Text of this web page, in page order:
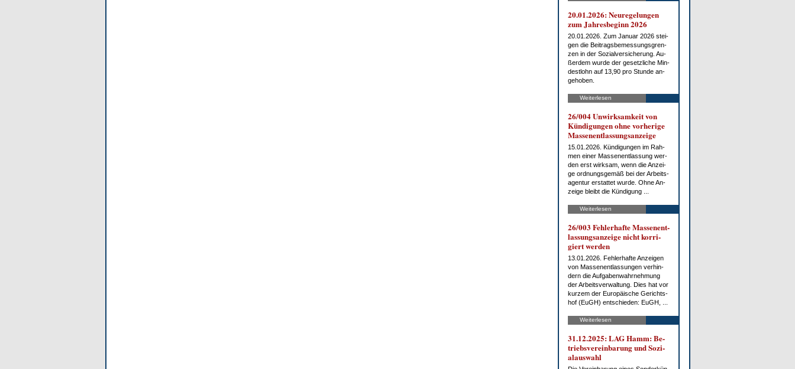
20.01.2026: Neu­re­ge­lun­gen
zum Jah­res­be­ginn 2026
20.01.2026. Zum Ja­nu­ar 2026 stei­
gen die Bei­trags­be­mes­sungs­gren­
zen in der So­zi­al­ver­si­che­rung. Au­
ßer­dem wur­de der ge­setz­li­che Min­
dest­lohn auf 13,90 pro St­un­de an­
ge­ho­ben.
Weiterlesen
26/004 Un­wirk­sam­keit von
Kün­di­gun­gen oh­ne vor­he­ri­ge
Mas­sen­ent­las­sungs­an­zei­ge
15.01.2026. Kün­di­gun­gen im Rah­
men ei­ner Mas­sen­ent­las­sung wer­
den erst wirk­sam, wenn die An­zei­
ge ord­nungs­ge­mäß bei der Ar­beits­
agen­tur er­stat­tet wur­de. Oh­ne An­
zei­ge bleibt die Kün­di­gung ...
Weiterlesen
26/003 Feh­ler­haf­te Mas­sen­ent­
las­sungs­an­zei­ge nicht kor­ri­
giert wer­den
13.01.2026. Feh­ler­haf­te An­zei­gen
von Mas­sen­ent­las­sun­gen ver­hin­
dern die Auf­ga­ben­wahr­neh­mung
der Ar­beits­ver­wal­tung. Dies hat vor
kur­zem der Eu­ro­päi­sche Ge­richts­
hof (EuGH) ent­schie­den: EuGH, ...
Weiterlesen
31.12.2025: LAG Hamm: Be­
triebs­ver­ein­ba­rung und So­zi­
al­aus­wahl